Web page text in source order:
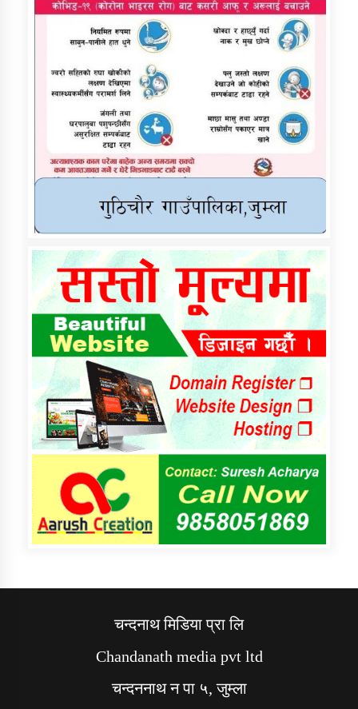
चन्दनाथ मिडिया प्रा लि
Chandanath media pvt ltd
चन्दननाथ न पा ५, जुम्ला